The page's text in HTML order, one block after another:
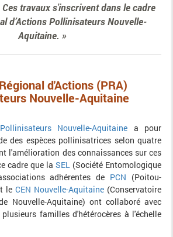
travaux s'inscrivent dans le cadre
d’Actions Pollinisateurs Nouvelle-
Aquitaine.
d'Actions (PRA)
Nouvelle-Aquitaine
Nouvelle-Aquitaine a pour
des espèces pollinisatrices selon quatre
l'amélioration des connaissances sur ces
cadre que la SEL (Société Entomologique
adhérentes de PCN (Poitou-
le CEN Nouvelle-Aquitaine (Conservatoire
Nouvelle-Aquitaine) ont collaboré avec
plusieurs familles d'hétérocères à l'échelle